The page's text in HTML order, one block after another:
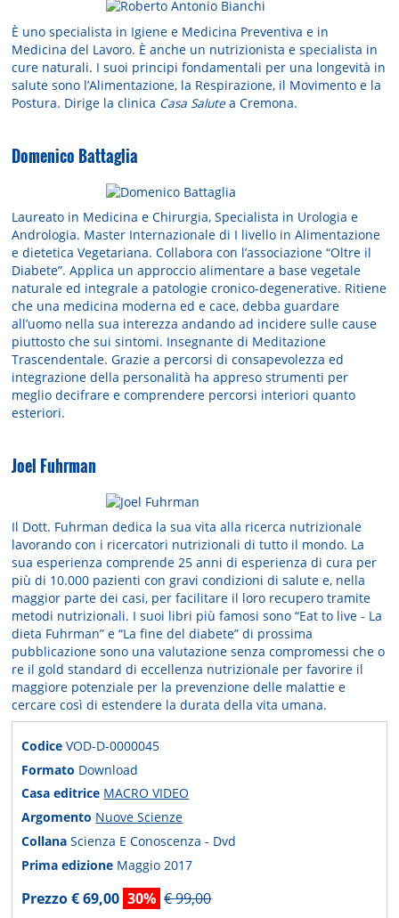
È uno specialista in Igiene e Medicina Preventiva e in
Medicina del Lavoro. È anche un nutrizionista e specialista in
cure naturali. I suoi principi fondamentali per una longevità in
salute sono l’Alimentazione, la Respirazione, il Movimento e la
Postura. Dirige la clinica Casa Salute a Cremona.
Domenico Battaglia
Laureato in Medicina e Chirurgia, Specialista in Urologia e
Andrologia. Master Internazionale di I livello in Alimentazione
e dietetica Vegetariana. Collabora con l’associazione “Oltre il
Diabete”. Applica un approccio alimentare a base vegetale
naturale ed integrale a patologie cronico-degenerative. Ritiene
che una medicina moderna ed e cace, debba guardare
all’uomo nella sua interezza andando ad incidere sulle cause
piuttosto che sui sintomi. Insegnante di Meditazione
Trascendentale. Grazie a percorsi di consapevolezza ed
integrazione della personalità ha appreso strumenti per
meglio decifrare e comprendere percorsi interiori quanto
esteriori.
Joel Fuhrman
Il Dott. Fuhrman dedica la sua vita alla ricerca nutrizionale
lavorando con i ricercatori nutrizionali di tutto il mondo. La
sua esperienza comprende 25 anni di esperienza di cura per
più di 10.000 pazienti con gravi condizioni di salute e, nella
maggior parte dei casi, per facilitare il loro recupero tramite
metodi nutrizionali. I suoi libri più famosi sono “Eat to live - La
dieta Fuhrman” e “La fine del diabete” di prossima
pubblicazione sono una valutazione senza compromessi che o
re il gold standard di eccellenza nutrizionale per favorire il
maggiore potenziale per la prevenzione delle malattie e
cercare così di estendere la durata della vita umana.
CodiceVOD-D-0000045
Formato Download
Casa editrice MACRO VIDEO
Argomento Nuove Scienze
CollanaScienza E Conoscenza - Dvd
Prima edizione Maggio 2017
Prezzo € 69,00 30% € 99,00